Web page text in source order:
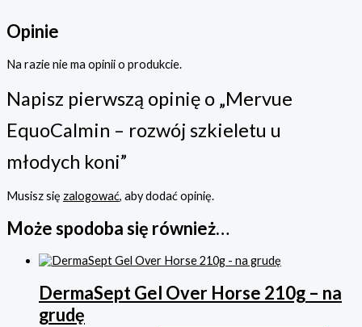
Opinie
Na razie nie ma opinii o produkcie.
Napisz pierwszą opinię o „Mervue
EquoCalmin – rozwój szkieletu u
młodych koni”
Musisz się zalogować, aby dodać opinię.
Może spodoba się również…
DermaSept Gel Over Horse 210g – na
grudę